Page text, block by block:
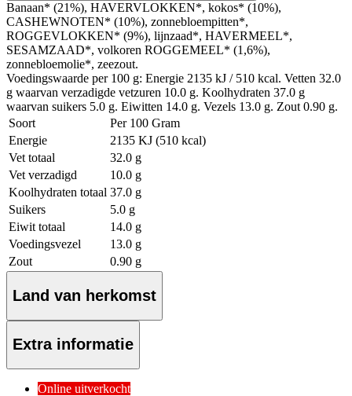
Banaan* (21%), HAVERVLOKKEN*, kokos* (10%),
CASHEWNOTEN* (10%), zonnebloempitten*,
ROGGEVLOKKEN* (9%), lijnzaad*, HAVERMEEL*,
SESAMZAAD*, volkoren ROGGEMEEL* (1,6%),
zonnebloemolie*, zeezout.
Voedingswaarde per 100 g: Energie 2135 kJ / 510 kcal. Vetten 32.0
g waarvan verzadigde vetzuren 10.0 g. Koolhydraten 37.0 g
waarvan suikers 5.0 g. Eiwitten 14.0 g. Vezels 13.0 g. Zout 0.90 g.
Soort
Per 100 Gram
Energie
2135 KJ (510 kcal)
Vet totaal
32.0 g
Vet verzadigd
10.0 g
Koolhydraten totaal 37.0 g
Suikers
5.0 g
Eiwit totaal
14.0 g
Voedingsvezel
13.0 g
Zout
0.90 g
Land van herkomst
Extra informatie
Online uitverkocht